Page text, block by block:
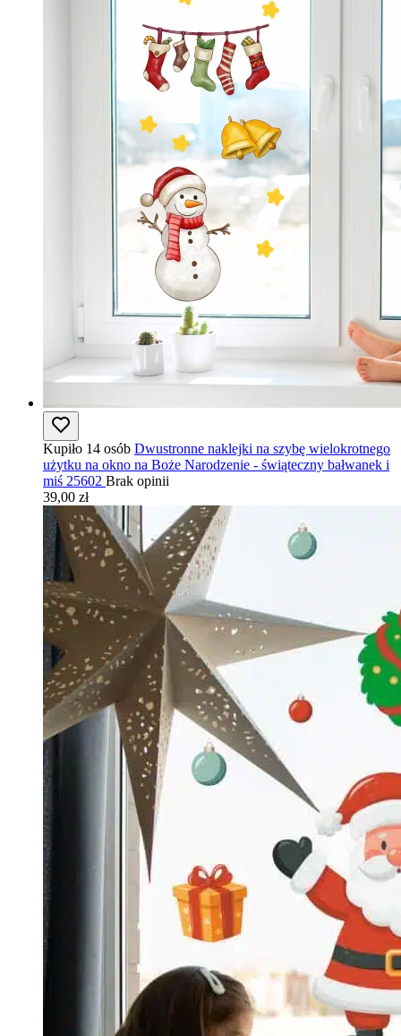
Kupiło 14 osób Dwustronne naklejki na szybę wielokrotnego
użytku na okno na Boże Narodzenie - świąteczny bałwanek i
miś 25602 Brak opinii
39,00 zł